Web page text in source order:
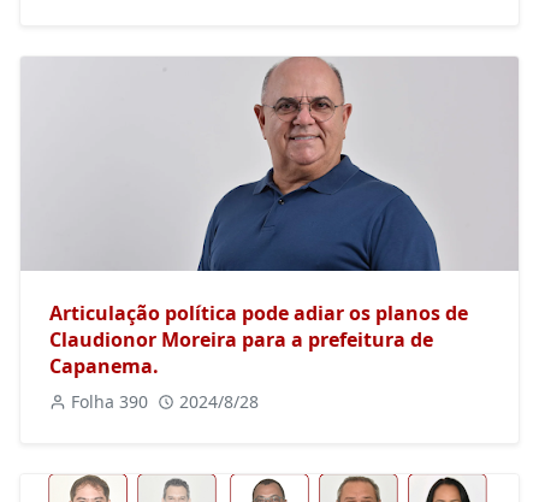
Articulação política pode adiar os planos de
Claudionor Moreira para a prefeitura de
Capanema.
Folha 390 2024/8/28